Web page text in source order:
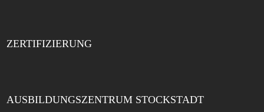
ZERTIFIZIERUNG
AUSBILDUNGSZENTRUM STOCKSTADT